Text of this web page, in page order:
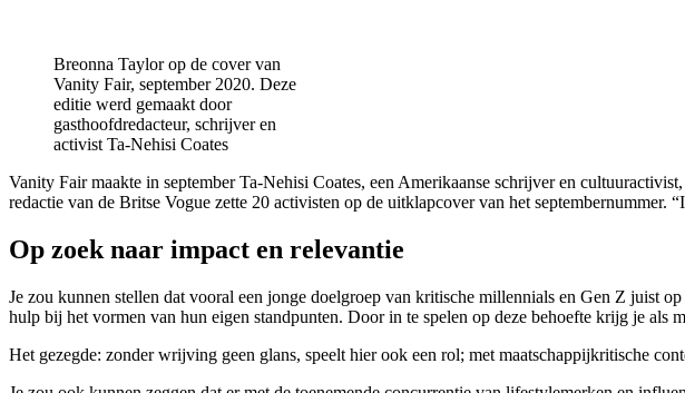
Breonna Taylor op de cover van
Vanity Fair, september 2020. Deze
editie werd gemaakt door
gasthoofdredacteur, schrijver en
activist Ta-Nehisi Coates
Vanity Fair maakte in september Ta-Nehisi Coates, een Amerikaanse schrijver en cultuuractivist,
redactie van de Britse Vogue zette 20 activisten op de uitklapcover van het septembernummer.
Op zoek naar impact en relevantie
Je zou kunnen stellen dat vooral een jonge doelgroep van kritische millennials en Gen Z juist
hulp bij het vormen van hun eigen standpunten. Door in te spelen op deze behoefte krijg je als
Het gezegde: zonder wrijving geen glans, speelt hier ook een rol; met maatschappijkritische